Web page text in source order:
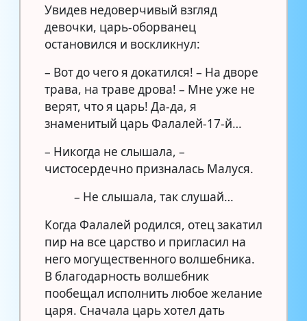
Увидев недоверчивый взгляд
девочки, царь-оборванец
остановился и воскликнул:
– Вот до чего я докатился! – На дворе
трава, на траве дрова! – Мне уже не
верят, что я царь! Да-да, я
знаменитый царь Фалалей-17-й…
– Никогда не слышала, –
чистосердечно призналась Малуся.
– Не слышала, так слушай…
Когда Фалалей родился, отец закатил
пир на все царство и пригласил на
него могущественного волшебника.
В благодарность волшебник
пообещал исполнить любое желание
царя. Сначала царь хотел дать